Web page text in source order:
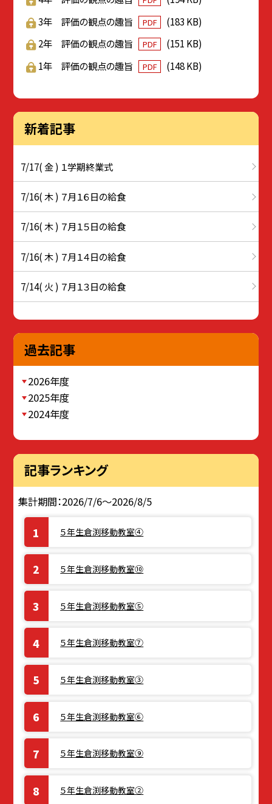
3年 評価の観点の趣旨
PDF
(183 KB)
2年 評価の観点の趣旨
PDF
(151 KB)
1年 評価の観点の趣旨
PDF (148 KB)
新着記事
7/17( 金 ) １学期終業式
7/16( 木 ) ７月１６日の給食
7/16( 木 ) ７月１５日の給食
7/16( 木 ) ７月１４日の給食
7/14( 火 ) ７月１３日の給食
過去記事
2026年度
2025年度
2024年度
記事ランキング
集計期間：2026/7/6～2026/8/5
５年生倉渕移動教室④
５年生倉渕移動教室⑩
５年生倉渕移動教室⑤
５年生倉渕移動教室⑦
５年生倉渕移動教室③
５年生倉渕移動教室⑥
５年生倉渕移動教室⑨
５年生倉渕移動教室②